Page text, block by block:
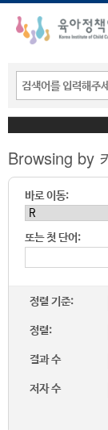
Browsing by
바로 이동:
또는 첫 단어:
정렬 기준:
정렬:
결과 수
저자 수